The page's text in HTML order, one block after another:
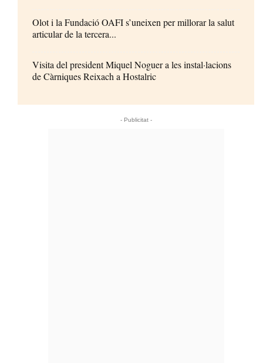
Olot i la Fundació OAFI s’uneixen per millorar la salut
articular de la tercera...
Visita del president Miquel Noguer a les instal·lacions
de Càrniques Reixach a Hostalric
- Publicitat -